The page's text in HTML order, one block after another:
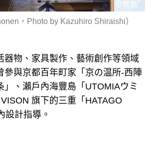
，Photo by Kazuhiro Shiraishi）
器物、家具製作、藝術創作等領域
參與京都百年町家「京の温所-西陣
」、瀨戶內海豐島「UTOMIAウミ
旗下的三重「HATAGO
設計指導。